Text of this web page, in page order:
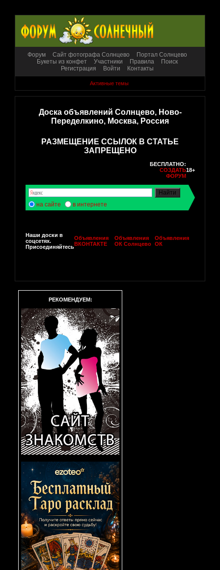
Форум Сайт фотографа Солнцево
Портал Солнцево
Букеты из конфет
Участники Правила
Поиск
Регистрация
Войти Контакты
Активные темы
Доска объявлений Солнцево, Ново-
Переделкино, Москва, Россия
РАЗМЕЩЕНИЕ ССЫЛОК В СТАТЬЕ
ЗАПРЕЩЕНО
БЕСПЛАТНО:
СОЗДАТЬ
ФОРУМ
18+
на сайте в интернете
Наши доски в
соцсетях.
Присоединяйтесь
Объявления
ВКОНТАКТЕ
Объявления
ОК Солнцево
Объявления
ОК
РЕКОМЕНДУЕМ: